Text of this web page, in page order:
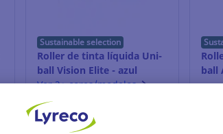
Sustainable selection
Roller de tinta líquida Uni-
ball Vision Elite - azul
Ver 2+ cores/modelos
Ref.: 1.891.675
ball